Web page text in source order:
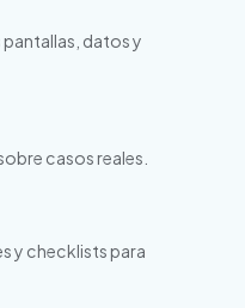
datos y
casos reales.
y checklists para